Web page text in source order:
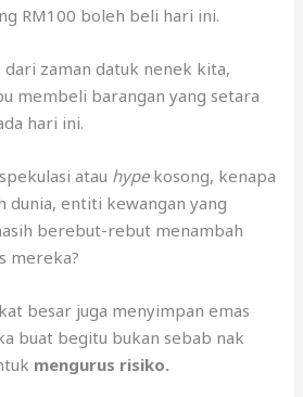
RM100 boleh beli hari ini.
zaman datuk nenek kita,
membeli barangan yang setara
hari ini.
atau hypekosong, kenapa
dunia, entiti kewangan yang
berebut-rebut menambah
mereka?
besar juga menyimpan emas
buat begitu bukan sebab nak
mengurus risiko.